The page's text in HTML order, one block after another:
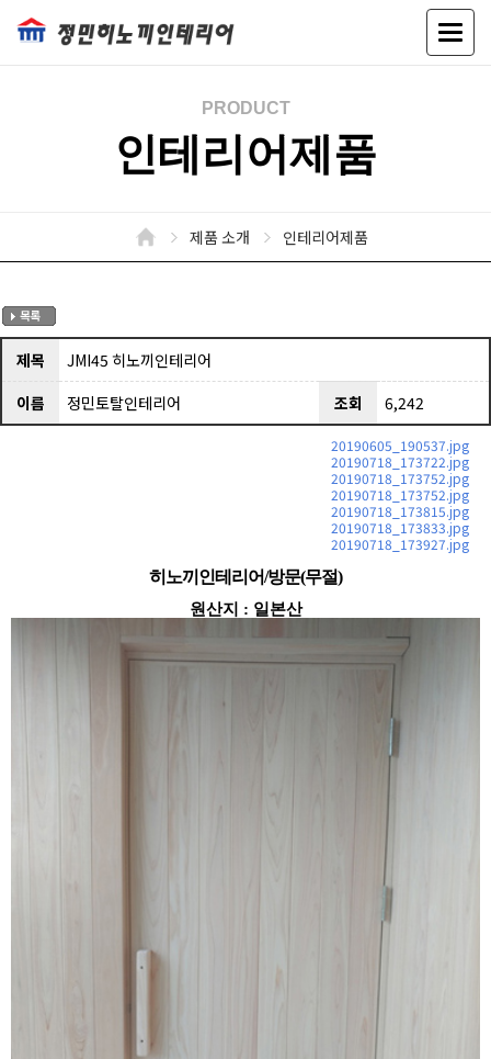
Toggle
PRODUCT
인테리어제품
제품 소개 인테리어제품
제목
JMI45 히노끼인테리어
이름
정민토탈인테리어 조회 6,242
20190605_190537.jpg
20190718_173722.jpg
20190718_173752.jpg
20190718_173752.jpg
20190718_173815.jpg
20190718_173833.jpg
20190718_173927.jpg
히노끼인테리어/방문(무절)
원산지 : 일본산